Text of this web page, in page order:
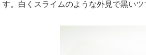
す。白くスライムのような外見で黒い